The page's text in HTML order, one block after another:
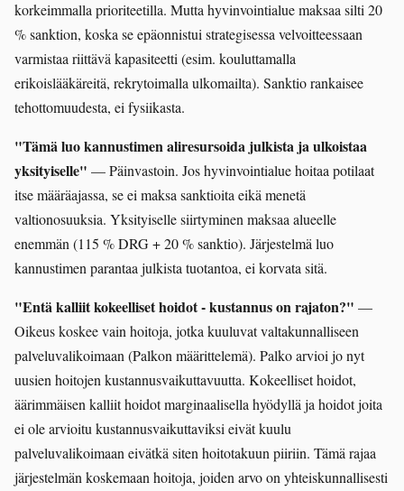
korkeimmalla prioriteetilla. Mutta hyvinvointialue maksaa silti 20
% sanktion, koska se epäonnistui strategisessa velvoitteessaan
varmistaa riittävä kapasiteetti (esim. kouluttamalla
erikoislääkäreitä, rekrytoimalla ulkomailta). Sanktio rankaisee
tehottomuudesta, ei fysiikasta.
"Tämä luo kannustimen aliresursoida julkista ja ulkoistaa
yksityiselle" — Päinvastoin. Jos hyvinvointialue hoitaa potilaat
itse määräajassa, se ei maksa sanktioita eikä menetä
valtionosuuksia. Yksityiselle siirtyminen maksaa alueelle
enemmän (115 % DRG + 20 % sanktio). Järjestelmä luo
kannustimen parantaa julkista tuotantoa, ei korvata sitä.
"Entä kalliit kokeelliset hoidot - kustannus on rajaton?" —
Oikeus koskee vain hoitoja, jotka kuuluvat valtakunnalliseen
palveluvalikoimaan (Palkon määrittelemä). Palko arvioi jo nyt
uusien hoitojen kustannusvaikuttavuutta. Kokeelliset hoidot,
äärimmäisen kalliit hoidot marginaalisella hyödyllä ja hoidot joita
ei ole arvioitu kustannusvaikuttaviksi eivät kuulu
palveluvalikoimaan eivätkä siten hoitotakuun piiriin. Tämä rajaa
järjestelmän koskemaan hoitoja, joiden arvo on yhteiskunnallisesti